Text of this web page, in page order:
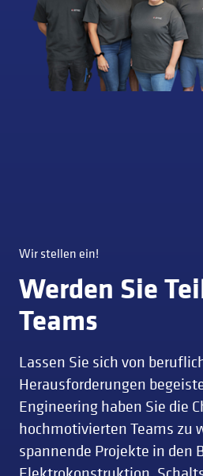
Wir stellen ein!
Werden Sie
Teams
Lassen Sie sich von
Herausforderungen
Engineering haben Sie die
hochmotivierten Teams zu
spannende Projekte in den